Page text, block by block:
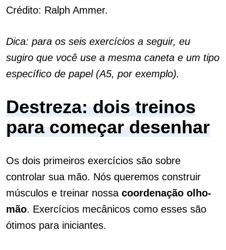
Crédito: Ralph Ammer.
Dica: para os seis exercícios a seguir, eu
sugiro que você use a mesma caneta e um tipo
específico de papel (A5, por exemplo).
Destreza: dois treinos
para começar desenhar
Os dois primeiros exercícios são sobre
controlar sua mão. Nós queremos construir
músculos e treinar nossa coordenação olho-
mão. Exercícios mecânicos como esses são
ótimos para iniciantes.